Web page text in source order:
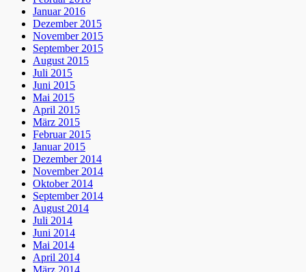
Januar 2016
Dezember 2015
November 2015
September 2015
August 2015
Juli 2015
Juni 2015
Mai 2015
April 2015
März 2015
Februar 2015
Januar 2015
Dezember 2014
November 2014
Oktober 2014
September 2014
August 2014
Juli 2014
Juni 2014
Mai 2014
April 2014
März 2014